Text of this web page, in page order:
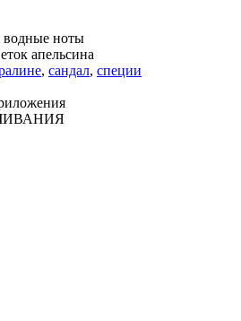
водные ноты
апельсина
, сандал, специи